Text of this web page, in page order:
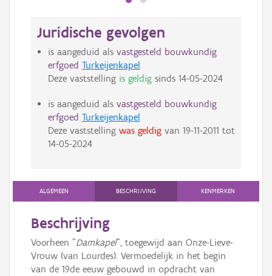
Juridische gevolgen
is aangeduid als vastgesteld bouwkundig
erfgoed Turkeijenkapel
Deze vaststelling is geldigsinds 14-05-2024
is aangeduid als vastgesteld bouwkundig
erfgoed Turkeijenkapel
Deze vaststelling was geldigvan 19-11-2011 tot
14-05-2024
ALGEMEEN BESCHRIJVING KENMERKEN
Beschrijving
Voorheen "Damkapel", toegewijd aan Onze-Lieve-
Vrouw (van Lourdes). Vermoedelijk in het begin
van de 19de eeuw gebouwd in opdracht van